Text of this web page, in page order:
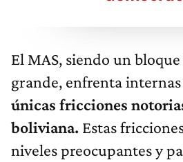
El MAS, siendo un
grande, enfrenta
únicas fricciones
boliviana. Estas
niveles preocupantes y